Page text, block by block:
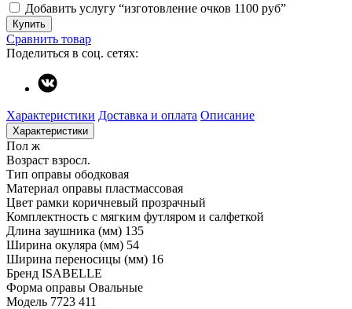
Добавить услугу “изготовление очков 1100 руб”
Купить
Сравнить товар
Поделиться в соц. сетях:
Характеристики Доставка и оплата Описание
Характеристики
Пол ж
Возраст взросл.
Тип оправы ободковая
Материал оправы пластмассовая
Цвет рамки коричневый прозрачный
Комплектность с мягким футляром и салфеткой
Длина заушника (мм) 135
Ширина окуляра (мм) 54
Ширина переносицы (мм) 16
Бренд ISABELLE
Форма оправы Овальные
Модель 7723 411